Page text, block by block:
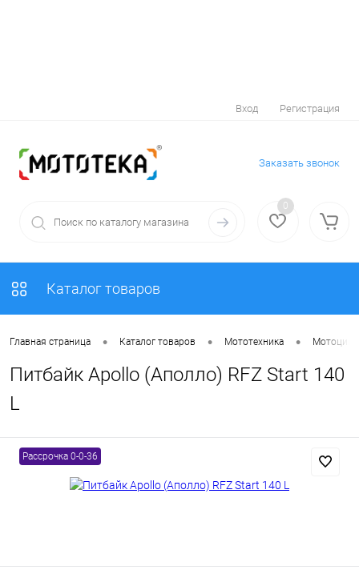
Вход Регистрация
Заказать звонок
0
Каталог товаров
Главная страница • Каталог товаров • Мототехника •
Питбайк Apollo (Аполло) RFZ Start 140
L
Рассрочка 0-0-36